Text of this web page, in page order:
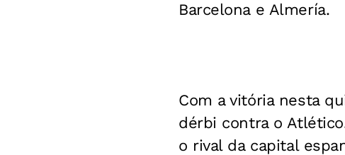
Barcelona e Almería.
Com a vitória nesta
dérbi contra o
o rival da capital